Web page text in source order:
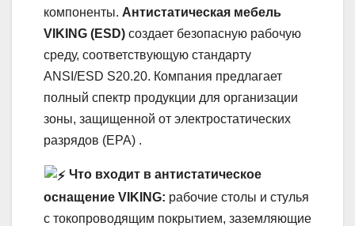
компоненты. Антистатическая мебель
VIKING (ESD) создает безопасную рабочую
среду, соответствующую стандарту
ANSI/ESD S20.20. Компания предлагает
полный спектр продукции для организации
зоны, защищенной от электростатических
разрядов (EPA) .
Что входит в антистатическое
оснащение VIKING: рабочие столы и стулья
с токопроводящим покрытием, заземляющие